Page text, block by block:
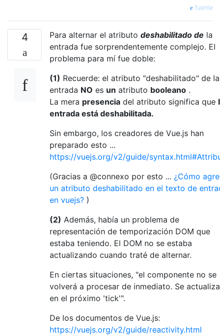
fuente
4 Para alternar el atributo deshabilitado de la
entrada fue sorprendentemente complejo. El
problema para mí fue doble:
(1) Recuerde: el atributo "deshabilitado" de la
entrada NO es un atributo booleano .
La mera presencia del atributo significa que
entrada está deshabilitada.
Sin embargo, los creadores de Vue.js han
preparado esto ...
https://vuejs.org/v2/guide/
(Gracias a @connexo por esto ... ¿Cómo
un atributo deshabilitado en el texto de
en vuejs? )
(2) Además, había un problema de
representación de temporización DOM que
estaba teniendo. El DOM no se estaba
actualizando cuando traté de alternar.
En ciertas situaciones, "el componente no se
volverá a procesar de inmediato. Se
en el próximo 'tick'".
De los documentos de Vue.js:
https://vuejs.org/v2/guide/reactivity.html